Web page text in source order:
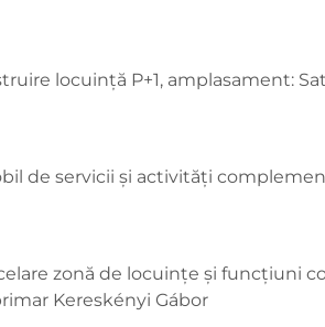
locuință P+1, amplasament:
de servicii și activități
zonă de locuințe și funcțiuni
Kereskényi Gábor